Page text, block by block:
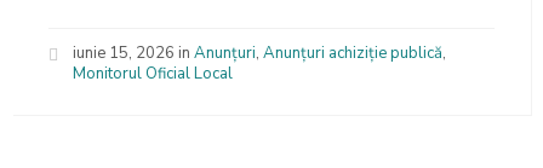
iunie 15, 2026 in Anunțuri, Anunțuri achiziție publică,
Monitorul Oficial Local